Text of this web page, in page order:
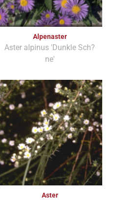
Alpenaster
Aster alpinus 'Dunkle Sch?
ne'
Aster